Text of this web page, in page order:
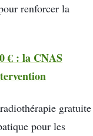
renforcer la
€ : la CNAS
gratuite
pour les